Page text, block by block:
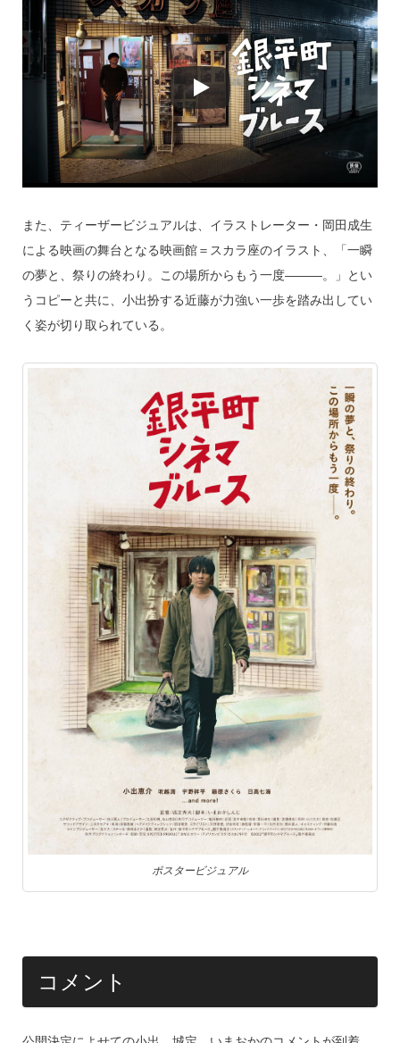
また、ティーザービジュアルは、イラストレーター・岡田成生
による映画の舞台となる映画館＝スカラ座のイラスト、「一瞬
の夢と、祭りの終わり。この場所からもう一度―――。」とい
うコピーと共に、小出扮する近藤が力強い一歩を踏み出してい
く姿が切り取られている。
ポスタービジュアル
コメント